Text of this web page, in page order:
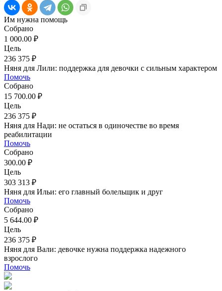
Им нужна помощь
Собрано
1 000.00 ₽
Цель
236 375 ₽
Няня для Лили: поддержка для девочки с сильным характером
Помочь
Собрано
15 700.00 ₽
Цель
236 375 ₽
Няня для Нади: не остаться в одиночестве во время
реабилитации
Помочь
Собрано
300.00 ₽
Цель
303 313 ₽
Няня для Ильи: его главный болельщик и друг
Помочь
Собрано
5 644.00 ₽
Цель
236 375 ₽
Няня для Вали: девочке нужна поддержка надежного
взрослого
Помочь